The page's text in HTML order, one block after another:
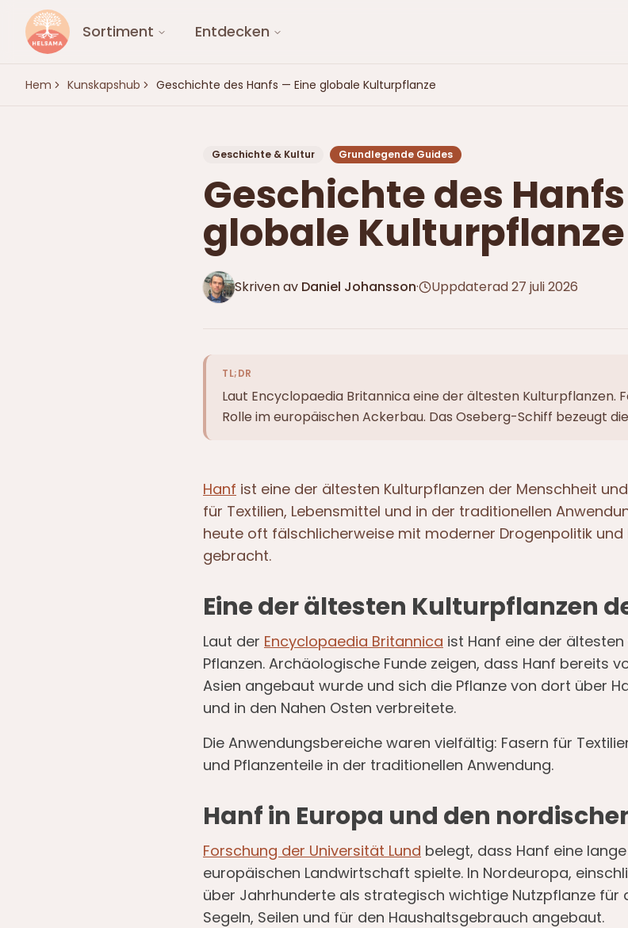
Sortiment Entdecken
Hem Kunskapshub Geschichte des Hanfs — Eine globale Kulturpflanze
Geschichte & Kultur Grundlegende Guides
Geschichte des
globale Kulturpflanze
Skriven av Daniel Johansson· Uppdaterad27 juli 2026
TL;DR
Laut Encyclopaedia Britannica eine der ältesten Kulturpflanzen.
Rolle im europäischen Ackerbau. Das Oseberg-Schiff bezeugt
Hanf ist eine der ältesten Kulturpflanzen der Menschheit
für Textilien, Lebensmittel und in der traditionellen
heute oft fälschlicherweise mit moderner Drogenpolitik und
gebracht.
Eine der ältesten Kulturpflanzen
Laut der Encyclopaedia Britannica ist Hanf eine der
Pflanzen. Archäologische Funde zeigen, dass Hanf bereits
Asien angebaut wurde und sich die Pflanze von dort über
und in den Nahen Osten verbreitete.
Die Anwendungsbereiche waren vielfältig: Fasern für
und Pflanzenteile in der traditionellen Anwendung.
Hanf in Europa und den
Forschung der Universität Lund belegt, dass Hanf eine
europäischen Landwirtschaft spielte. In Nordeuropa,
über Jahrhunderte als strategisch wichtige Nutzpflanze für
Segeln, Seilen und für den Haushaltsgebrauch angebaut.